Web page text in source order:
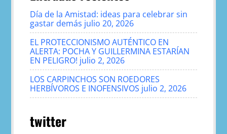
Día de la Amistad: ideas para celebrar sin
gastar demás julio 20, 2026
EL PROTECCIONISMO AUTÉNTICO EN
ALERTA: POCHA Y GUILLERMINA ESTARÍAN
EN PELIGRO! julio 2, 2026
LOS CARPINCHOS SON ROEDORES
HERBÍVOROS E INOFENSIVOS julio 2, 2026
twitter